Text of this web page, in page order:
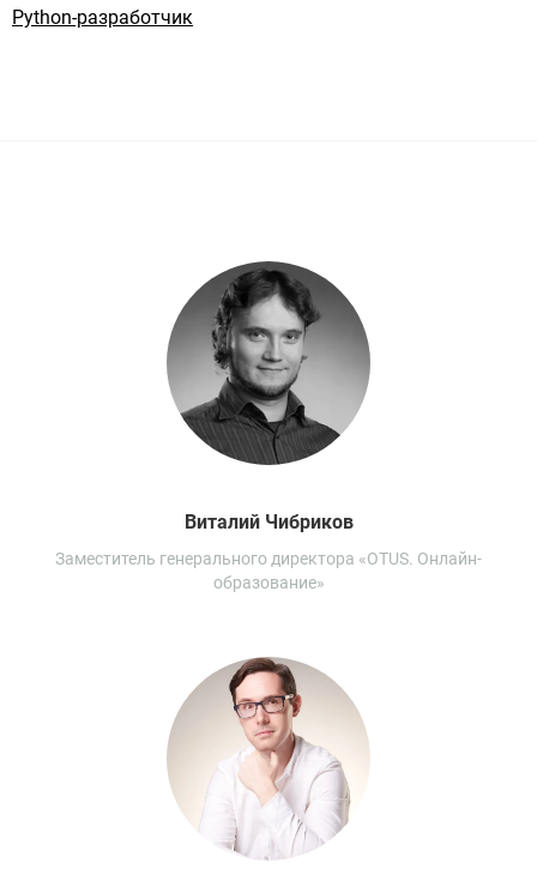
Python-разработчик
Виталий Чибриков
Заместитель генерального директора «OTUS. Онлайн-
образование»